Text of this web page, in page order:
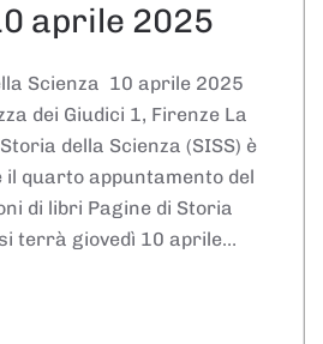
aprile 2025
Scienza 10 aprile 2025
dei Giudici 1, Firenze La
della Scienza (SISS) è
quarto appuntamento del
di libri Pagine di Storia
terrà giovedì 10 aprile…